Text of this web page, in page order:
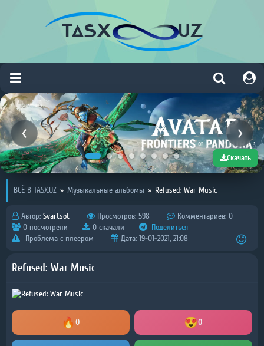
Скачать
ВСЁ В TASX.UZ » Музыкальные альбомы » Refused: War Music
Автор: Svartsot Просмотров: 598
Комментариев: 0
0 посмотрели
0 скачали
Поделиться
Проблема с плеером
Дата: 19-01-2021, 21:08
Refused: War Music
0 0